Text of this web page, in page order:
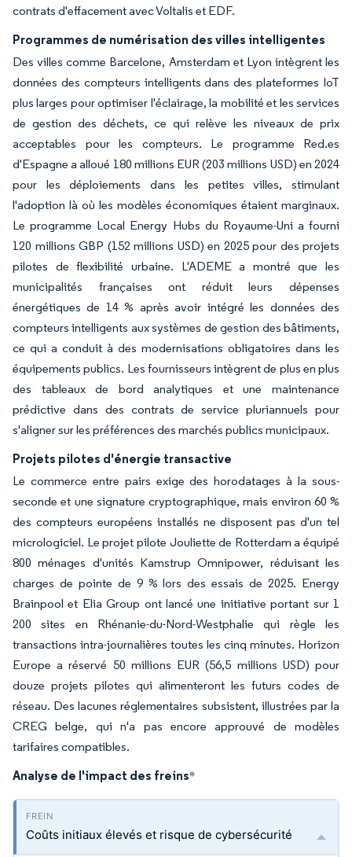
contrats d'effacement avec Voltalis et EDF.
Programmes de numérisation des villes intelligentes
Des villes comme Barcelone, Amsterdam et Lyon intègrent les
données des compteurs intelligents dans des plateformes IoT
plus larges pour optimiser l'éclairage, la mobilité et les services
de gestion des déchets, ce qui relève les niveaux de prix
acceptables pour les compteurs. Le programme Red.es
d'Espagne a alloué 180 millions EUR (203 millions USD) en 2024
pour les déploiements dans les petites villes, stimulant
l'adoption là où les modèles économiques étaient marginaux.
Le programme Local Energy Hubs du Royaume-Uni a fourni
120 millions GBP (152 millions USD) en 2025 pour des projets
pilotes de flexibilité urbaine. L'ADEME a montré que les
municipalités françaises ont réduit leurs dépenses
énergétiques de 14 % après avoir intégré les données des
compteurs intelligents aux systèmes de gestion des bâtiments,
ce qui a conduit à des modernisations obligatoires dans les
équipements publics. Les fournisseurs intègrent de plus en plus
des tableaux de bord analytiques et une maintenance
prédictive dans des contrats de service pluriannuels pour
s'aligner sur les préférences des marchés publics municipaux.
Projets pilotes d'énergie transactive
Le commerce entre pairs exige des horodatages à la sous-
seconde et une signature cryptographique, mais environ 60 %
des compteurs européens installés ne disposent pas d'un tel
micrologiciel. Le projet pilote Jouliette de Rotterdam a équipé
800 ménages d'unités Kamstrup Omnipower, réduisant les
charges de pointe de 9 % lors des essais de 2025. Energy
Brainpool et Elia Group ont lancé une initiative portant sur 1
200 sites en Rhénanie-du-Nord-Westphalie qui règle les
transactions intra-journalières toutes les cinq minutes. Horizon
Europe a réservé 50 millions EUR (56,5 millions USD) pour
douze projets pilotes qui alimenteront les futurs codes de
réseau. Des lacunes réglementaires subsistent, illustrées par la
CREG belge, qui n'a pas encore approuvé de modèles
tarifaires compatibles.
Analyse de l'impact des freins*
Coûts initiaux élevés et risque de cybersécurité